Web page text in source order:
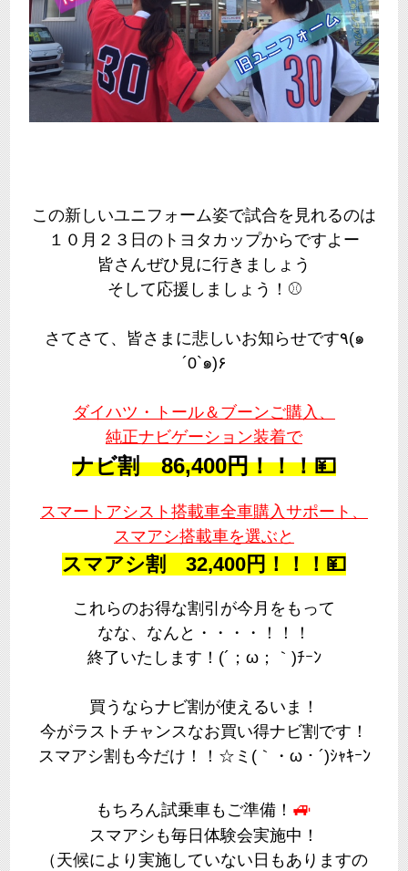
この新しいユニフォーム姿で試合を見れるのは
１０月２３日のトヨタカップからですよー
皆さんぜひ見に行きましょう
そして応援しましょう！⚾
さてさて、皆さまに悲しいお知らせです٩(๑
´0`๑)۶
ダイハツ・トール＆ブーンご購入、
純正ナビゲーション装着で
ナビ割 86,400円！！！💴
スマートアシスト搭載車全車購入サポート、
スマアシ搭載車を選ぶと
スマアシ割 32,400円！！！💴
これらのお得な割引が今月をもって
なな、なんと・・・・！！！
終了いたします！(´；ω；｀)ﾁｰﾝ
買うならナビ割が使えるいま！
今がラストチャンスなお買い得ナビ割です！
スマアシ割も今だけ！！☆ミ(｀・ω・´)ｼｬｷｰﾝ
もちろん試乗車もご準備！ 🚙
スマアシも毎日体験会実施中！
（天候により実施していない日もありますの